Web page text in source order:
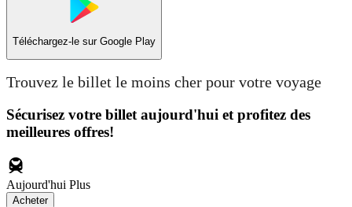
Téléchargez-le sur Google Play
Trouvez le billet le moins cher pour votre voyage
Sécurisez votre billet aujourd'hui et profitez des
meilleures offres!
Aujourd'hui Plus
Acheter